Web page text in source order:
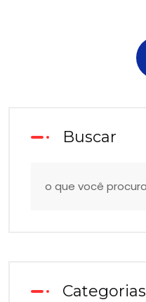
Buscar
Categorias